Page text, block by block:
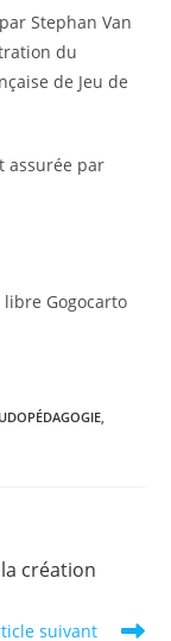
Stephan Van
du
de Jeu de
assurée par
Gogocarto
,
la création
suivant